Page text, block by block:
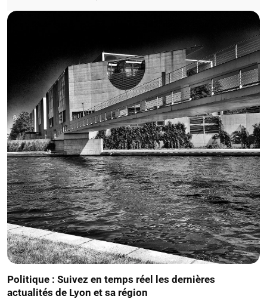
Politique : Suivez en temps réel les dernières
actualités de Lyon et sa région